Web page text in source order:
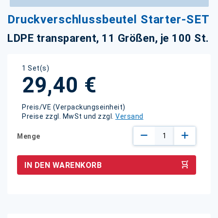
Druckverschlussbeutel Starter-SET
LDPE transparent, 11 Größen, je 100 St.
1 Set(s)
29,40 €
Preis/VE (Verpackungseinheit)
Preise zzgl. MwSt und zzgl. Versand
Menge
IN DEN WARENKORB
Anfang
der
Bildgalerie